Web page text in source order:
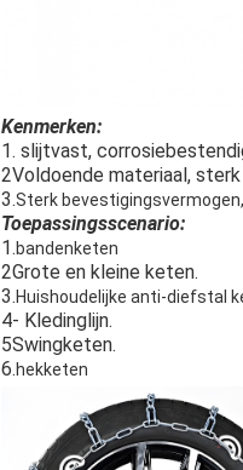
Kenmerken:
1. slijtvast,
2Voldoende materiaal,
3.Sterk
Toepassingsscenario:
1.bandenketen
2Grote en kleine keten.
3.Huishoudelijke anti-diefstal
4- Kledinglijn.
5Swingketen.
6.hekketen